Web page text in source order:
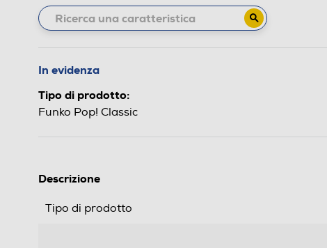
In evidenza
Tipo di prodotto:
Funko Pop! Classic
Descrizione
Tipo di prodotto